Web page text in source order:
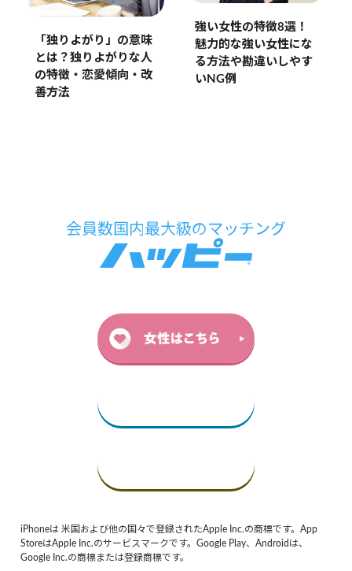
「独りよがり」の意味
とは？独りよがりな人
の特徴・恋愛傾向・改
善方法
強い女性の特徴8選！
魅力的な強い女性にな
る方法や勘違いしやす
いNG例
iPhoneは 米国および他の国々で登録されたApple Inc.の商標です。App
StoreはApple Inc.のサービスマークです。Google Play、Androidは、
Google Inc.の商標または登録商標です。